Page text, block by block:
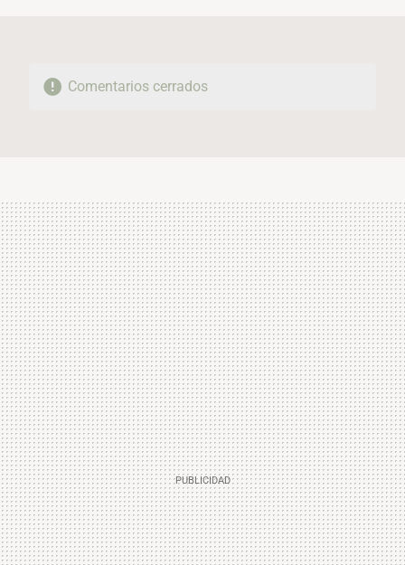
Comentarios cerrados